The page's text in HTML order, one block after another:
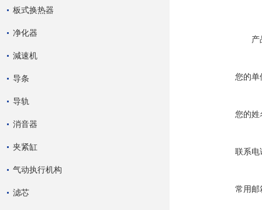
板式换热器
净化器
減速机
导条
导轨
消音器
夹紧缸
气动执行机构
滤芯
产
您的单
您的姓
联系电
常用邮